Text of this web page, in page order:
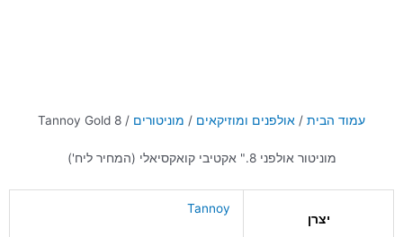
עמוד הבית / אולפנים ומוזיקאים / מוניטורים / Tannoy Gold 8
מוניטור אולפני 8." אקטיבי קואקסיאלי (המחיר ליח')
יצרן
Tannoy